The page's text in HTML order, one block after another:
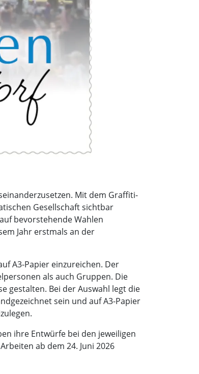
Mit dem Graffiti-
Gesellschaft sichtbar
bevorstehende Wahlen
Jahr erstmals an der
A3-Papier einzureichen. Der
als auch Gruppen. Die
gestalten. Bei der Auswahl legt die
sein und auf A3-Papier
ihre Entwürfe bei den jeweiligen
ab dem 24. Juni 2026